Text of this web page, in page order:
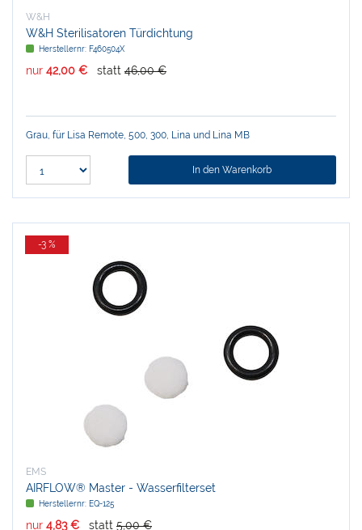
W&H
W&H Sterilisatoren Türdichtung
Herstellernr: F460504X
nur 42,00 € statt 46,00 €
Grau, für Lisa Remote, 500, 300, Lina und Lina MB
In den Warenkorb
-3 %
EMS
AIRFLOW® Master - Wasserfilterset
Herstellernr: EQ-125
nur 4,83 € statt 5,00 €